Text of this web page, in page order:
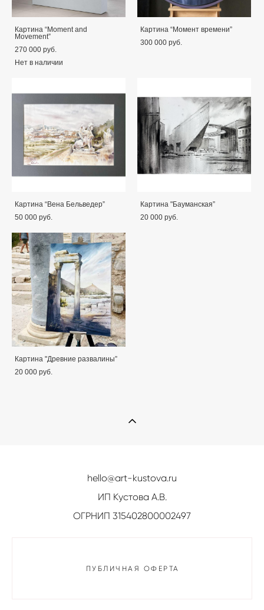
Картина “Moment and
Movement”
270 000 pуб.
Нет в наличии
Картина “Момент времени”
300 000 pуб.
Картина “Вена Бельведер”
50 000 pуб.
Картина "Бауманская”
20 000 pуб.
Картина "Древние развалины”
20 000 pуб.
hello@art-kustova.ru
ИП Кустова А.В.
ОГРНИП 315402800002497
ПУБЛИЧНАЯ ОФЕРТА